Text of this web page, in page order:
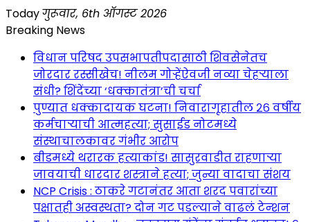
Skip
to
Todayगुरूवार, 6th ऑगस्ट 2026
Breaking News
विधान परिषद उपसभापतीपदासाठी शिवसेनेतच
जोरदार रस्सीखेच! नीलम गोऱ्हेंऐवजी नव्या चेहऱ्याला
संधी? शिंदेंच्या ‘धक्कातंत्रा’ची चर्चा
पुण्यात धक्कादायक घटना! निवारागृहातील २६ वर्षीय
कर्मचाऱ्याची आत्महत्या; सुसाईड नोटमध्ये
संस्थाचालकावर गंभीर आरोप
बीडमध्ये थरारक हत्याकांड! सासुरवाडीत राहणाऱ्या
जावयाची धारदार शस्त्राने हत्या; जुन्या वादाचा संशय
NCP Crisis : ठाकरे गटानंतर आता शरद पवारांच्या
पक्षातही अस्वस्थता? दोन गट पडल्याने वाढलं टेन्शन